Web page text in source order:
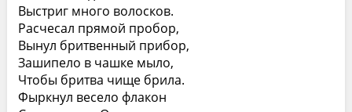
Выстриг много волосков.
Расчесал прямой пробор,
Вынул бритвенный прибор,
Зашипело в чашке мыло,
Чтобы бритва чище брила.
Фыркнул весело флакон